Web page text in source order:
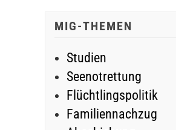
MIG-THEMEN
Studien
Seenotrettung
Flüchtlingspolitik
Familiennachzug